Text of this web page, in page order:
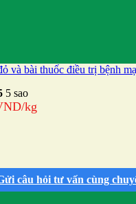
và bài thuốc điều trị bệnh
5 sao
/kg
câu hỏi tư vấn cùng